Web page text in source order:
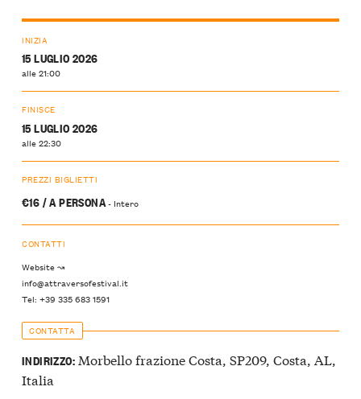
INIZIA
15 LUGLIO 2026
alle 21:00
FINISCE
15 LUGLIO 2026
alle 22:30
PREZZI BIGLIETTI
€16 / A PERSONA- Intero
CONTATTI
Website ↝
info@attraversofestival.it
Tel: +39 335 683 1591
CONTATTA
INDIRIZZO:Morbello frazione Costa, SP209, Costa, AL,
Italia